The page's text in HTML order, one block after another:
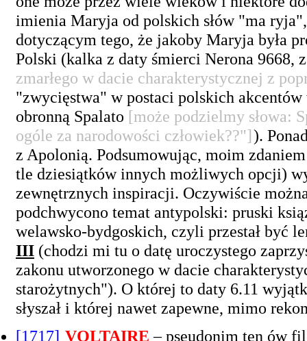
imienia Maryja od polskich słów "ma
dotyczącym tego, że jakoby Maryja była
Polski (kalka z daty śmierci Nerona 9668,
zmarłego w dacie charakterystycznej z
"zwycięstwa" w postaci polskich
obronną Spalato [może podzielmy słowa:
ogóle za narodowości człowiek??"]).
z Apolonią. Podsumowując, moim
tle dziesiątków innych możliwych opcji)
zewnętrznych inspiracji. Oczywiście
podchwycono temat antypolski: pruski
welawsko-bydgoskich, czyli przestał być
III (chodzi mi tu o datę uroczystego
zakonu utworzonego w dacie
starożytnych"). O której to daty 6.11
słyszał i której nawet zapewne, mimo
[1717] VOLTAIRE – pseudonim ten ów